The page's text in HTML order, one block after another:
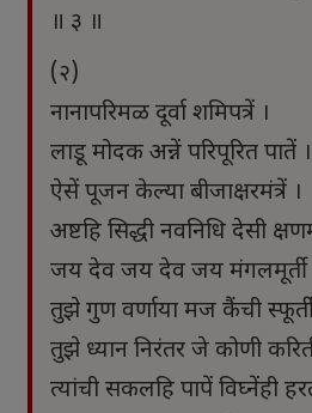
॥ ३ ॥
(२)
नानापरिमळ दूर्वा शमिपत्रें ।
लाडू मोदक अन्नें परिपूरित पातें ।
ऐसें पूजन केल्या बीजाक्षरमंत्रें ।
अष्टहि सिद्धी नवनिधि देसी
जय देव जय देव जय मंगलमूर्ती
तुझे गुण वर्णाया मज कैंची
तुझे ध्यान निरंतर जे कोणी
त्यांची सकलहि पापें विघ्नेंही